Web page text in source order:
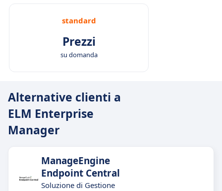
standard
Prezzi
su domanda
Alternative clienti a
ELM Enterprise
Manager
ManageEngine
Endpoint Central
Soluzione di Gestione